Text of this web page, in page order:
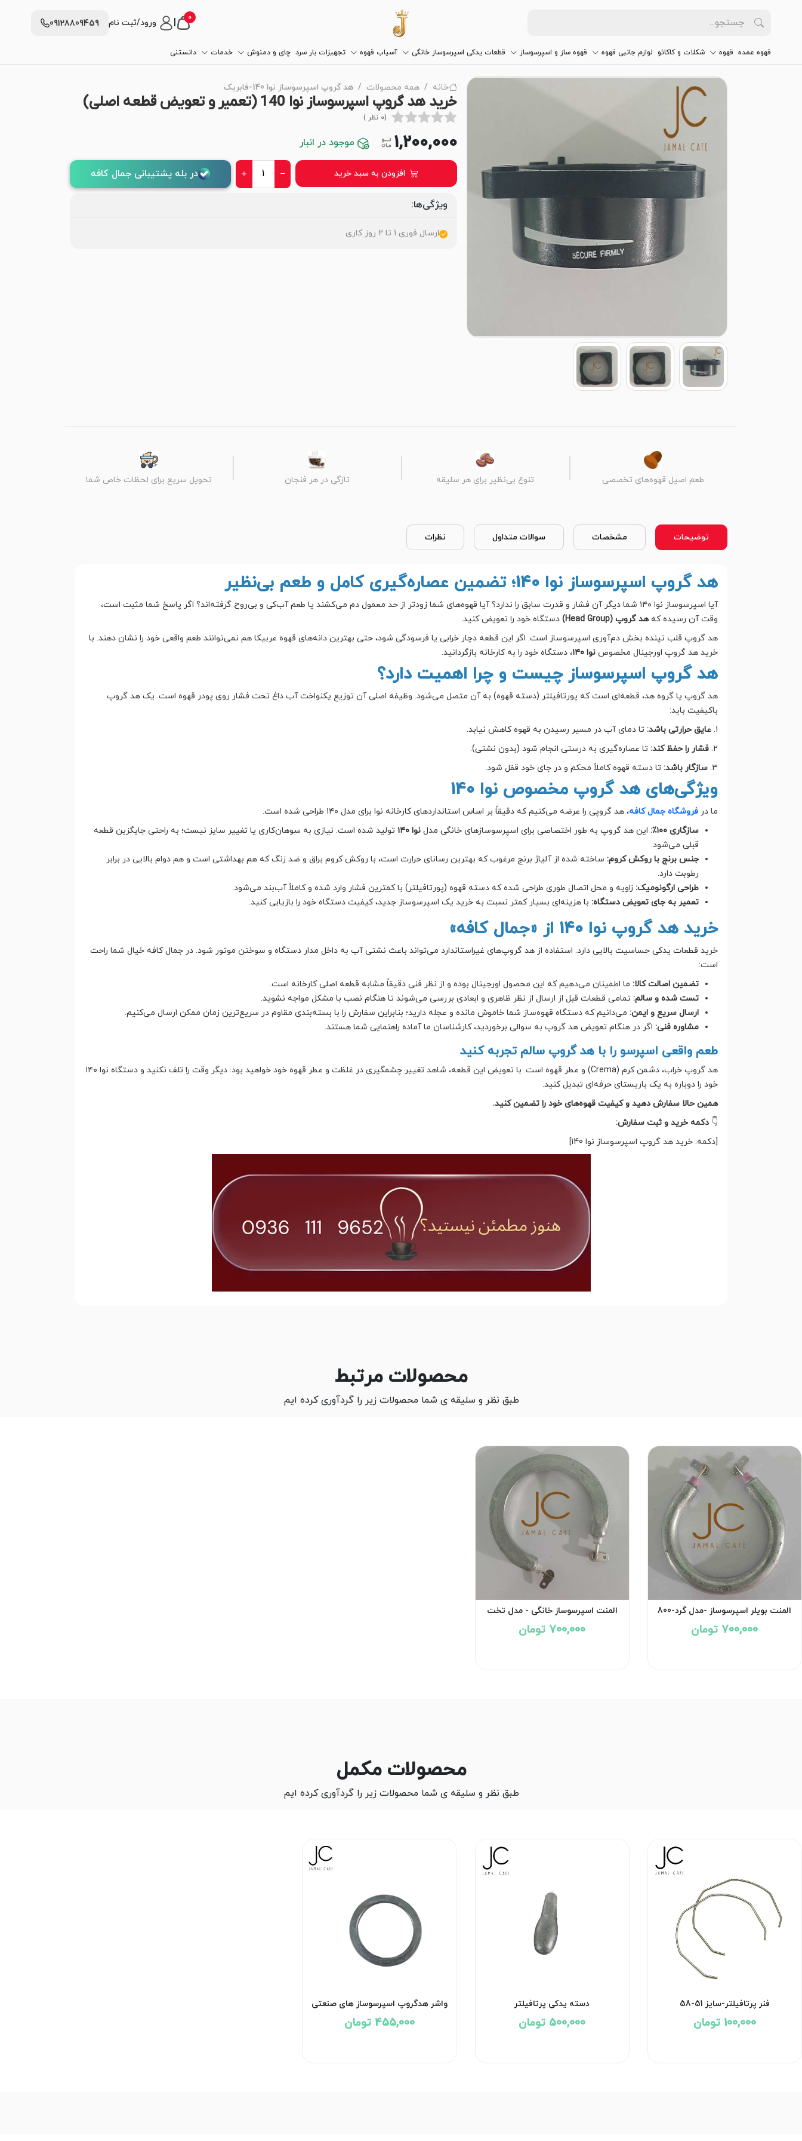
0 ورود/ثبت نام 09128809459
قهوه عمده قهوه شکلات و کاکائو لوازم جانبی قهوه قهوه ساز و اسپرسوساز قطعات یدکی اسپرسوساز خانگی آسیاب قهوه تجهیزات بار سرد چای و دمنوش خدمات دانستنی
خانه همه محصولات هد گروپ اسپرسوساز نوا 140-فابریک
خرید هد گروپ اسپرسوساز نوا 140 (تعمیر و تعویض قطعه اصلی)
(0 نظر )
1,200,000 موجود در انبار
افزودن به سبد خرید در بله پشتیبانی جمال کافه
ویژگی‌ها:
ارسال فوری 1 تا 2 روز کاری
طعم اصیل قهوه‌های تخصصی تنوع بی‌نظیر برای هر سلیقه تازگی در هر فنجان تحویل سریع برای لحظات خاص شما
توضیحات مشخصات سوالات متداول نظرات
هد گروپ اسپرسوساز نوا 140؛ تضمین عصاره‌گیری کامل و طعم بی‌نظیر
آیا اسپرسوساز نوا ۱۴۰ شما دیگر آن فشار و قدرت سابق را ندارد؟ آیا قهوه‌های شما زودتر از حد معمول دم می‌کشند یا طعم آب‌کی و بی‌روح گرفته‌اند؟ اگر پاسخ شما مثبت است،
وقت آن رسیده کههد گروپ (Head Group)
دستگاه خود را تعویض کنید.
هد گروپ قلب تپنده بخش دم‌آوری اسپرسوساز است. اگر این قطعه دچار خرابی یا فرسودگی شود، حتی بهترین دانه‌های قهوه عربیکا هم نمی‌توانند طعم واقعی خود را نشان دهند. با
خرید هد گروپ اورجینال مخصوص نوا ۱۴۰ ، دستگاه خود را به کارخانه بازگردانید.
هد گروپ اسپرسوساز چیست و چرا اهمیت دارد؟
هد گروپ یا گروه هد، قطعه‌ای است که پورتافیلتر (دسته قهوه) به آن متصل می‌شود. وظیفه اصلی آن توزیع یکنواخت آب داغ تحت فشار روی پودر قهوه است. یک هد گروپ
باکیفیت باید:
۱. عایق حرارتی باشد: تا دمای آب در مسیر رسیدن به قهوه کاهش نیابد.
۲. فشار را حفظ کند: تا عصاره‌گیری به درستی انجام شود (بدون نشتی).
۳. سازگار باشد: تا دسته قهوه کاملاً محکم و در جای خود قفل شود.
ویژگی‌های هد گروپ مخصوص نوا 140
ما در فروشگاه جمال کافه، هد گروپی را عرضه می‌کنیم که دقیقاً بر اساس استانداردهای کارخانه نوا برای مدل ۱۴۰ طراحی شده است.
سازگاری ۱۰۰٪:
این هد گروپ به طور اختصاصی برای اسپرسوسازهای خانگی مدل نوا ۱۴۰
تولید شده است. نیازی به سوهان‌کاری یا تغییر سایز نیست؛ به راحتی جایگزین قطعه
قبلی می‌شود.
جنس برنج با روکش کروم: ساخته شده از آلیاژ برنج مرغوب که بهترین رسانای حرارت است، با روکش کروم براق و ضد زنگ که هم بهداشتی است و هم دوام بالایی در برابر
رطوبت دارد.
طراحی ارگونومیک: زاویه و محل اتصال طوری طراحی شده که دسته قهوه (پورتافیلتر) با کمترین فشار وارد شده و کاملاً آب‌بند می‌شود.
تعمیر به جای تعویض دستگاه: با هزینه‌ای بسیار کمتر نسبت به خرید یک اسپرسوساز جدید، کیفیت دستگاه خود را بازیابی کنید.
خرید هد گروپ نوا 140 از «جمال کافه»
خرید قطعات یدکی حساسیت بالایی دارد. استفاده از هد گروپ‌های غیراستاندارد می‌تواند باعث نشتی آب به داخل مدار دستگاه و سوختن موتور شود. در جمال کافه خیال شما راحت
است:
تضمین اصالت کالا: ما اطمینان می‌دهیم که این محصول اورجینال بوده و از نظر فنی دقیقاً مشابه قطعه اصلی کارخانه است.
تست شده و سالم: تمامی قطعات قبل از ارسال از نظر ظاهری و ابعادی بررسی می‌شوند تا هنگام نصب با مشکل مواجه نشوید.
ارسال سریع و ایمن: می‌دانیم که دستگاه قهوه‌ساز شما خاموش مانده و عجله دارید؛ بنابراین سفارش را با بسته‌بندی مقاوم در سریع‌ترین زمان ممکن ارسال می‌کنیم.
مشاوره فنی: اگر در هنگام تعویض هد گروپ به سوالی برخوردید، کارشناسان ما آماده راهنمایی شما هستند.
طعم واقعی اسپرسو را با هد گروپ سالم تجربه کنید
هد گروپ خراب، دشمن کرم (Crema) و عطر قهوه است. با تعویض این قطعه، شاهد تغییر چشمگیری در غلظت و عطر قهوه خود خواهید بود. دیگر وقت را تلف نکنید و دستگاه نوا ۱۴۰
خود را دوباره به یک باریستای حرفه‌ای تبدیل کنید.
همین حالا سفارش دهید و کیفیت قهوه‌های خود را تضمین کنید.
👇 دکمه خرید و ثبت سفارش:
[دکمه: خرید هد گروپ اسپرسوساز نوا 140]
محصولات مرتبط
طبق نظر و سلیقه ی شما محصولات زیر را گردآوری کرده ایم
المنت بویلر اسپرسوساز -مدل گرد-800
وات700,000 تومان
المنت اسپرسوساز خانگی - مدل تخت
700,000 تومان
محصولات مکمل
طبق نظر و سلیقه ی شما محصولات زیر را گردآوری کرده ایم
فنر پرتافیلتر-سایز 51-58
100,000 تومان
دسته یدکی پرتافیلتر
500,000 تومان
واشر هدگروپ اسپرسوساز های صنعتی
455,000 تومان